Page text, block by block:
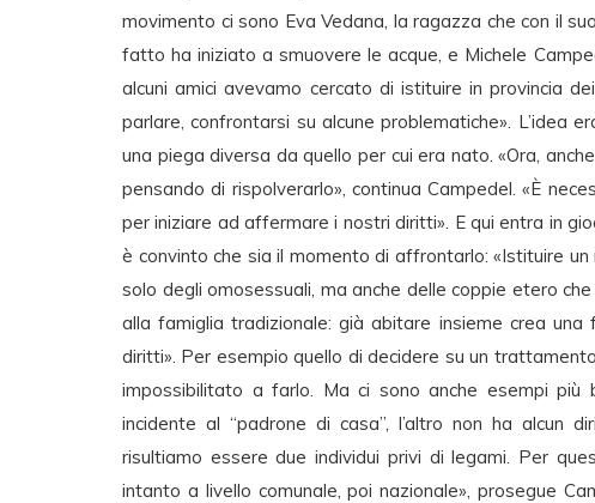
movimento ci sono Eva Vedana, la ragazza che con il
fatto ha iniziato a smuovere le acque, e Michele
alcuni amici avevamo cercato di istituire in provincia
parlare, confrontarsi su alcune problematiche». L’idea
una piega diversa da quello per cui era nato. «Ora,
pensando di rispolverarlo», continua Campedel. «È
per iniziare ad affermare i nostri diritti». E qui entra in
è convinto che sia il momento di affrontarlo: «Istituire
solo degli omosessuali, ma anche delle coppie etero
alla famiglia tradizionale: già abitare insieme crea
diritti». Per esempio quello di decidere su un
impossibilitato a farlo. Ma ci sono anche esempi
incidente al “padrone di casa”, l’altro non ha alcun
risultiamo essere due individui privi di legami. Per
intanto a livello comunale, poi nazionale», prosegue